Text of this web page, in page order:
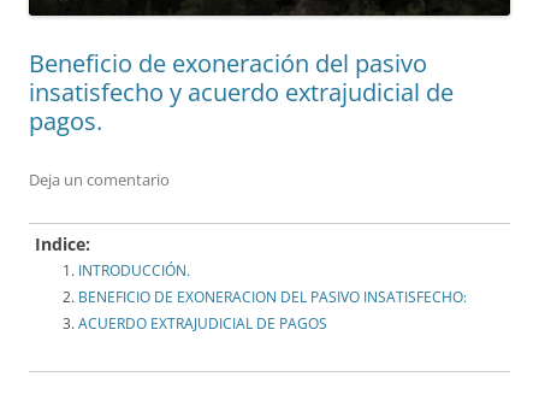
Beneficio de exoneración del pasivo
insatisfecho y acuerdo extrajudicial de
pagos.
Deja un comentario
Indice:
INTRODUCCIÓN.
BENEFICIO DE EXONERACION DEL PASIVO INSATISFECHO:
ACUERDO EXTRAJUDICIAL DE PAGOS